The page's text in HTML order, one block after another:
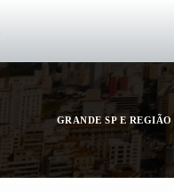
GRANDE SP E REGIÃO